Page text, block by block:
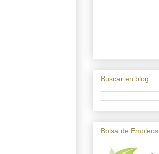
Buscar en blog
Bolsa de Empleos